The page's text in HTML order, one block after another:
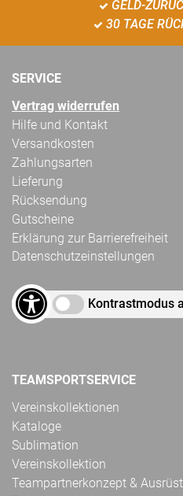
GELD-
30 TAGE
SERVICE
Vertrag widerrufen
Hilfe und Kontakt
Versandkosten
Zahlungsarten
Lieferung
Rücksendung
Gutscheine
Erklärung zur Barrierefreiheit
Datenschutzeinstellungen
Kontrastmodus
TEAMSPORTSERVICE
Vereinskollektionen
Kataloge
Sublimation
Vereinskollektion
Teampartnerkonzept &